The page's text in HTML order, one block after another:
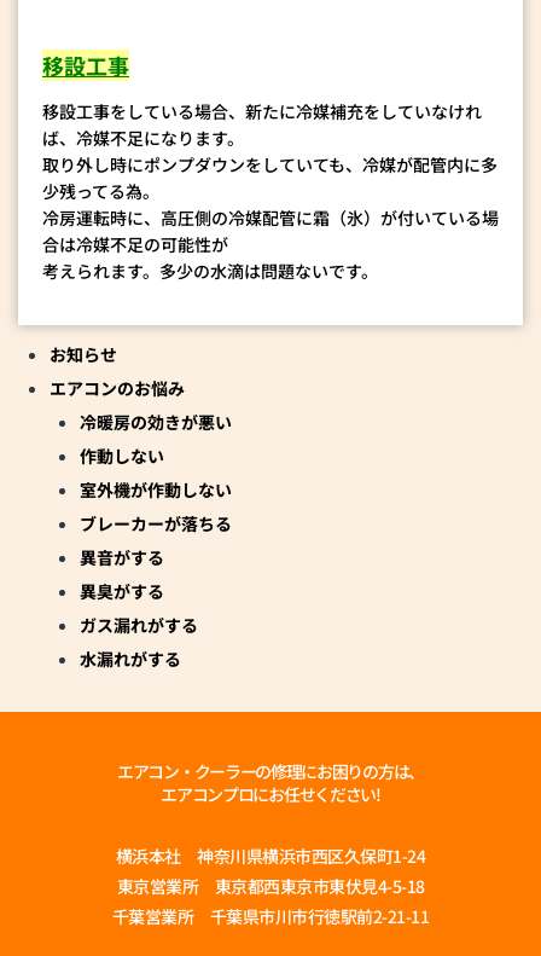
お知らせ
エアコンのお悩み
冷暖房の効きが悪い
作動しない
室外機が作動しない
ブレーカーが落ちる
異音がする
異臭がする
ガス漏れがする
水漏れがする
移設工事
移設工事をしている場合、新たに冷媒補充をしていなけれ
ば、冷媒不足になります。
取り外し時にポンプダウンをしていても、冷媒が配管内に多
少残ってる為。
冷房運転時に、高圧側の冷媒配管に霜（氷）が付いている場
合は冷媒不足の可能性が
考えられます。多少の水滴は問題ないです。
エアコン・クーラーの修理にお困りの方は、
エアコンプロにお任せください!
横浜本社 神奈川県横浜市西区久保町1-24
東京営業所 東京都西東京市東伏見4-5-18
千葉営業所 千葉県市川市行徳駅前2-21-11